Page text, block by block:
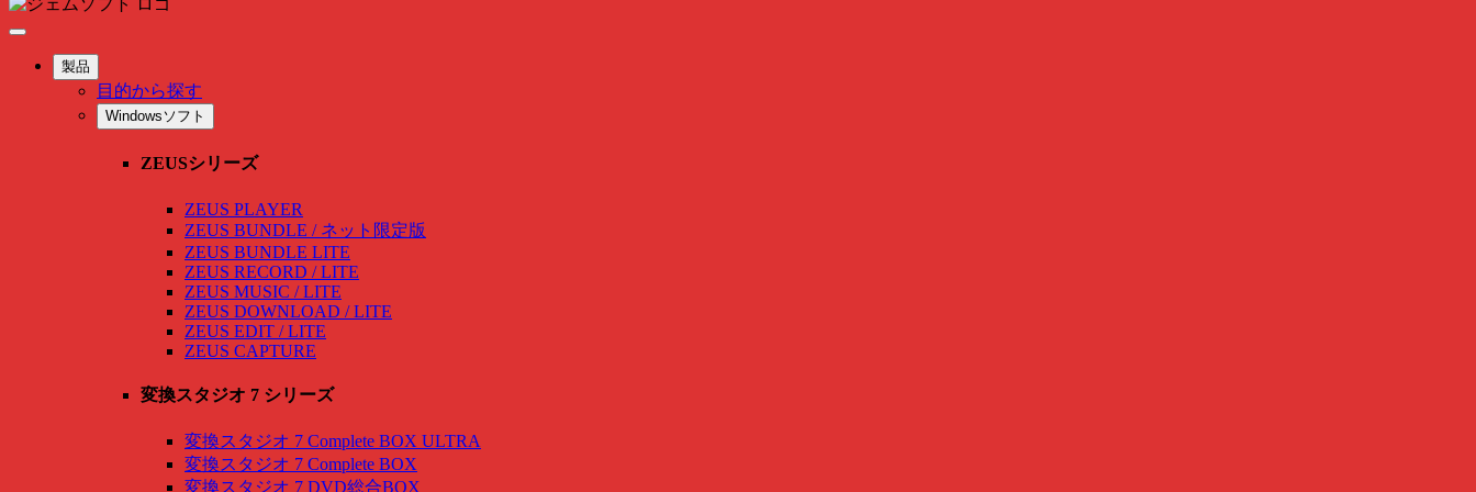
製品
目的から探す
Windowsソフト
ZEUSシリーズ
ZEUS PLAYER
ZEUS BUNDLE / ネット限定版
ZEUS BUNDLE LITE
ZEUS RECORD / LITE
ZEUS MUSIC / LITE
ZEUS DOWNLOAD / LITE
ZEUS EDIT / LITE
ZEUS CAPTURE
変換スタジオ 7 シリーズ
変換スタジオ 7 Complete BOX ULTRA
変換スタジオ 7 Complete BOX
変換スタジオ 7 DVD総合BOX